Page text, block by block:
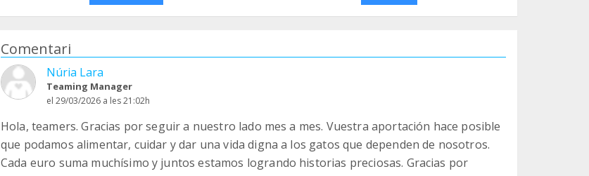
Comentari
Núria Lara
Teaming Manager
el 29/03/2026 a les 21:02h
Hola, teamers. Gracias por seguir a nuestro lado mes a mes. Vuestra aportación hace posible
que podamos alimentar, cuidar y dar una vida digna a los gatos que dependen de nosotros.
Cada euro suma muchísimo y juntos estamos logrando historias preciosas. Gracias por